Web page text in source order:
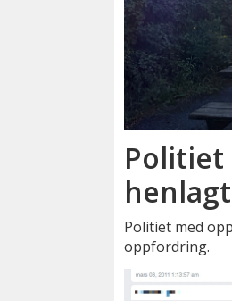
Politiet
Politiet med
oppfordring.